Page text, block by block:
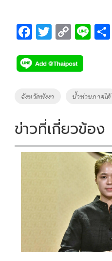
F
e
b
o
k
T
tt
er
C
p
y
Li
k
Li
Tags
จังหวัดพังงา น้ำท่วมภาคใต้
ข่าวที่เกี่ยวข้อง